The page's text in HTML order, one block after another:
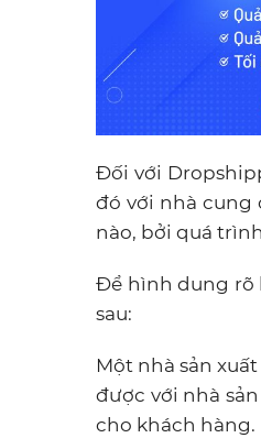
Đối với
đó với nhà cung
nào, bởi quá
Để hình dung rõ
sau:
Một nhà sản
được với nhà
cho khách hàng.